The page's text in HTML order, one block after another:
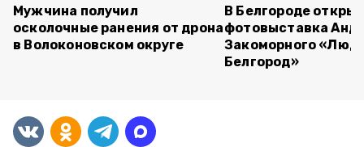
Мужчина получил
осколочные ранения от дрона
в Волоконовском округе
В Белгороде
фотовыставка
Закоморного
Белгород»